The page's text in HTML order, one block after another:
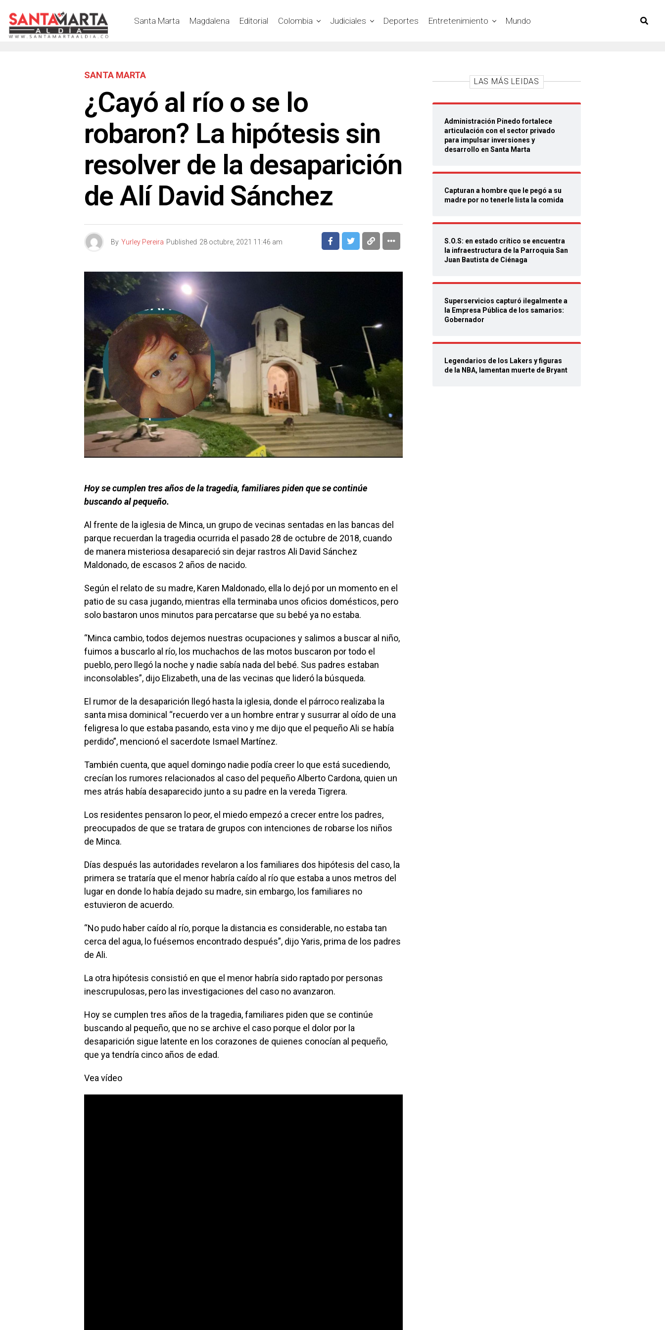
Santa Marta Magdalena Editorial Colombia Judiciales Deportes Entretenimiento Mundo
SANTA MARTA
¿Cayó al río o se lo
robaron? La hipótesis sin
resolver de la desaparición
de Alí David Sánchez
By Yurley Pereira Published 28 octubre, 2021 11:46 am
Hoy se cumplen tres años de la tragedia, familiares piden que se continúe
buscando al pequeño.
Al frente de la iglesia de Minca, un grupo de vecinas sentadas en las bancas del
parque recuerdan la tragedia ocurrida el pasado 28 de octubre de 2018, cuando
de manera misteriosa desapareció sin dejar rastros Ali David Sánchez
Maldonado, de escasos 2 años de nacido.
Según el relato de su madre, Karen Maldonado, ella lo dejó por un momento en el
patio de su casa jugando, mientras ella terminaba unos oficios domésticos, pero
solo bastaron unos minutos para percatarse que su bebé ya no estaba.
“Minca cambio, todos dejemos nuestras ocupaciones y salimos a buscar al niño,
fuimos a buscarlo al río, los muchachos de las motos buscaron por todo el
pueblo, pero llegó la noche y nadie sabía nada del bebé. Sus padres estaban
inconsolables”, dijo Elizabeth, una de las vecinas que lideró la búsqueda.
El rumor de la desaparición llegó hasta la iglesia, donde el párroco realizaba la
santa misa dominical “recuerdo ver a un hombre entrar y susurrar al oído de una
feligresa lo que estaba pasando, esta vino y me dijo que el pequeño Ali se había
perdido”, mencionó el sacerdote Ismael Martínez.
También cuenta, que aquel domingo nadie podía creer lo que está sucediendo,
crecían los rumores relacionados al caso del pequeño Alberto Cardona, quien un
mes atrás había desaparecido junto a su padre en la vereda Tigrera.
Los residentes pensaron lo peor, el miedo empezó a crecer entre los padres,
preocupados de que se tratara de grupos con intenciones de robarse los niños
de Minca.
Días después las autoridades revelaron a los familiares dos hipótesis del caso, la
primera se trataría que el menor habría caído al río que estaba a unos metros del
lugar en donde lo había dejado su madre, sin embargo, los familiares no
estuvieron de acuerdo.
“No pudo haber caído al río, porque la distancia es considerable, no estaba tan
cerca del agua, lo fuésemos encontrado después”, dijo Yaris, prima de los padres
de Ali.
La otra hipótesis consistió en que el menor habría sido raptado por personas
inescrupulosas, pero las investigaciones del caso no avanzaron.
Hoy se cumplen tres años de la tragedia, familiares piden que se continúe
buscando al pequeño, que no se archive el caso porque el dolor por la
desaparición sigue latente en los corazones de quienes conocían al pequeño,
que ya tendría cinco años de edad.
Vea vídeo
LAS MÁS LEIDAS
Administración Pinedo fortalece
articulación con el sector privado
para impulsar inversiones y
desarrollo en Santa Marta
Capturan a hombre que le pegó a su
madre por no tenerle lista la comida
S.O.S: en estado crítico se encuentra
la infraestructura de la Parroquia San
Juan Bautista de Ciénaga
Superservicios capturó ilegalmente a
la Empresa Pública de los samarios:
Gobernador
Legendarios de los Lakers y figuras
de la NBA, lamentan muerte de Bryant